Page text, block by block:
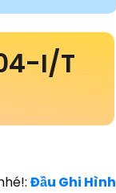
I/T
Đầu Ghi Hình